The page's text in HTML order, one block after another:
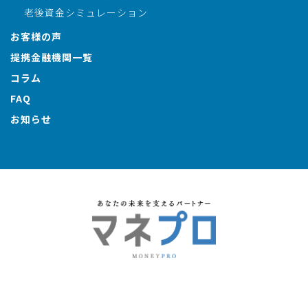
老後資金シミュレーション
お客様の声
提携金融機関一覧
コラム
FAQ
お知らせ